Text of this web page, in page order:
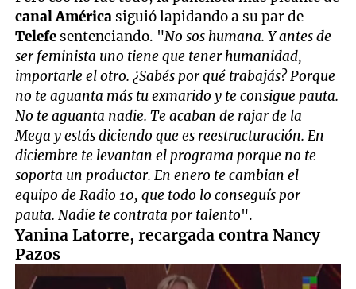
canal América siguió lapidando a su par de
Telefe sentenciando. "No sos humana. Y antes de
ser feminista uno tiene que tener humanidad,
importarle el otro. ¿Sabés por qué trabajás? Porque
no te aguanta más tu exmarido y te consigue pauta.
No te aguanta nadie. Te acaban de rajar de la
Mega y estás diciendo que es reestructuración. En
diciembre te levantan el programa porque no te
soporta un productor. En enero te cambian el
equipo de Radio 10, que todo lo conseguís por
pauta. Nadie te contrata por talento".
Yanina Latorre, recargada contra Nancy
Pazos